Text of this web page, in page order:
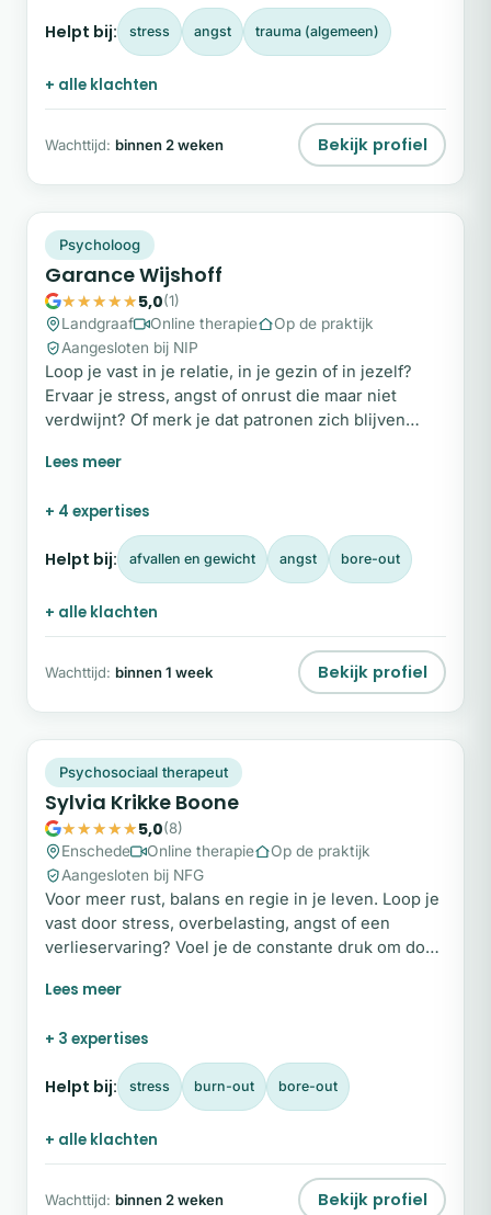
begeleiding biedt Kitty een veilige, warme en
oordeelvrije ruimte waarin je helemaal jezelf mag
Helpt bij: stress angst trauma (algemeen)
+ alle klachten
Wachttijd: binnen 2 weken Bekijk profiel
Snel beschikbaar
Psycholoog
Garance Wijshoff
5,0(1)
Landgraaf
Online therapie
Op de praktijk
Aangesloten bij NIP
Loop je vast in je relatie, in je gezin of in jezelf?
Ervaar je stress, angst of onrust die maar niet
verdwijnt? Of merk je dat patronen zich blijven
Als psycholoog NIP/SKJ, ACT- en
begeleid ik volwassenen, jongeren, stellen en
+ 4 expertises
Helpt bij: afvallen en gewicht angst bore-out
+ alle klachten
Wachttijd: binnen 1 week Bekijk profiel
SK
Plek beschikbaar
Psychosociaal therapeut
Sylvia Krikke Boone
5,0(8)
Enschede
Online therapie
Op de praktijk
Aangesloten bij NFG
Voor meer rust, balans en regie in je leven. Loop je
vast door stress, overbelasting, angst of een
verlieservaring? Voel je de constante druk om door
Verlang je naar een leven dat lichter en vrijer voelt,
balans en regie te vinden in jouw leven.
+ 3 expertises
Helpt bij: stress burn-out bore-out
+ alle klachten
Wachttijd: binnen 2 weken Bekijk profiel